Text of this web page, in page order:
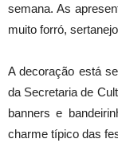
semana. As
muito forró,
A decoração está
da Secretaria de
banners e
charme típico das